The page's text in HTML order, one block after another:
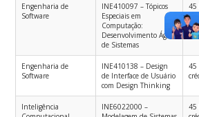
Engenharia de
Software
INE410097 – Tópicos
Especiais em
Computação:
Desenvolvimento Ágil
de Sistemas
45
Engenharia de
Software
INE410138 – Design
de Interface de Usuário
com Design Thinking
45
Inteligência
INE6022000 –
45